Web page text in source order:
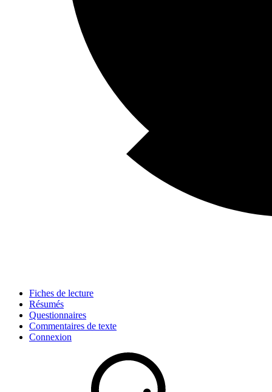
Fiches de lecture
Résumés
Questionnaires
Commentaires de texte
Connexion